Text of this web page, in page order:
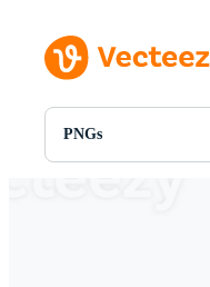
PNGs
Alle Afbeeldingen